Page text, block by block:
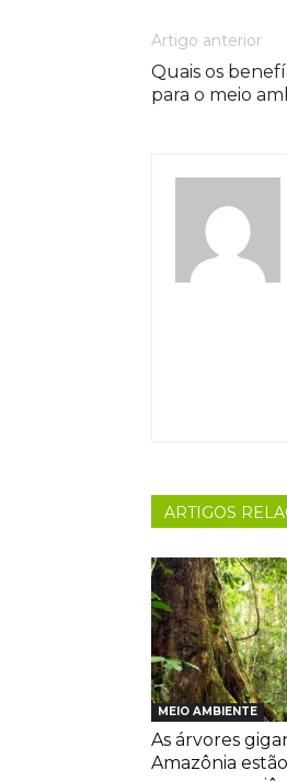
Artigo anterior
Quais os
para o meio
ARTIGOS
MEIO AMBIENTE
As árvores
Amazônia